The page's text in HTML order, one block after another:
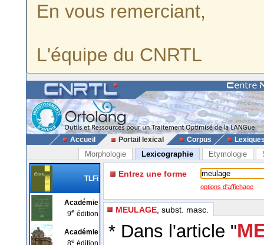
En vous remerciant,
L'équipe du CNRTL
Accueil Portail lexical Corpus
Morphologie Lexicographie Etymologie
TLFi
Académie
9e édition
Académie
8e édition
Entrez une forme
options d'affichage
MEULAGE , subst. masc.
* Dans l'article "